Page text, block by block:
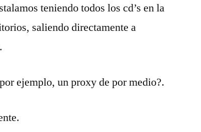
teniendo todos los cd’s en la
saliendo directamente a
ejemplo, un proxy de por medio?.